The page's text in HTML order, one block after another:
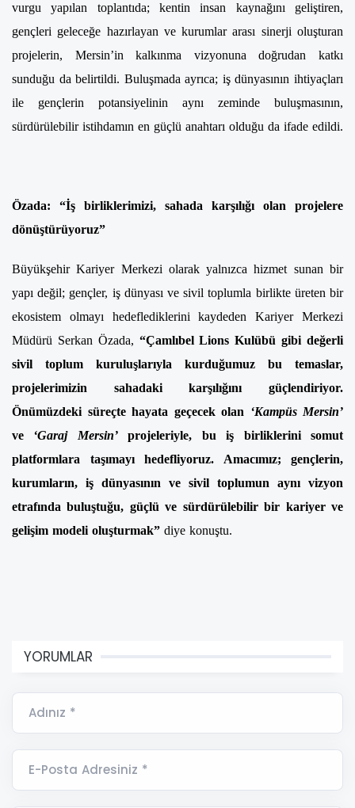
vurgu yapılan toplantıda; kentin insan kaynağını geliştiren,
gençleri geleceğe hazırlayan ve kurumlar arası sinerji oluşturan
projelerin, Mersin’in kalkınma vizyonuna doğrudan katkı
sunduğu da belirtildi. Buluşmada ayrıca; iş dünyasının ihtiyaçları
ile gençlerin potansiyelinin aynı zeminde buluşmasının,
sürdürülebilir istihdamın en güçlü anahtarı olduğu da ifade edildi.
Özada: “İş birliklerimizi, sahada karşılığı olan projelere
dönüştürüyoruz”
Büyükşehir Kariyer Merkezi olarak yalnızca hizmet sunan bir
yapı değil; gençler, iş dünyası ve sivil toplumla birlikte üreten bir
ekosistem olmayı hedeflediklerini kaydeden Kariyer Merkezi
Müdürü Serkan Özada, “Çamlıbel Lions Kulübü gibi değerli
sivil toplum kuruluşlarıyla kurduğumuz bu temaslar,
projelerimizin sahadaki karşılığını güçlendiriyor.
Önümüzdeki süreçte hayata geçecek olan ‘Kampüs Mersin’
ve ‘Garaj Mersin’projeleriyle, bu iş birliklerini somut
platformlara taşımayı hedefliyoruz. Amacımız; gençlerin,
kurumların, iş dünyasının ve sivil toplumun aynı vizyon
etrafında buluştuğu, güçlü ve sürdürülebilir bir kariyer ve
gelişim modeli oluşturmak” diye konuştu.
YORUMLAR
Adınız *
E-Posta Adresiniz *